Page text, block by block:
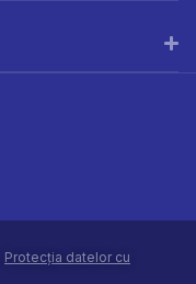
Protecția datelor cu